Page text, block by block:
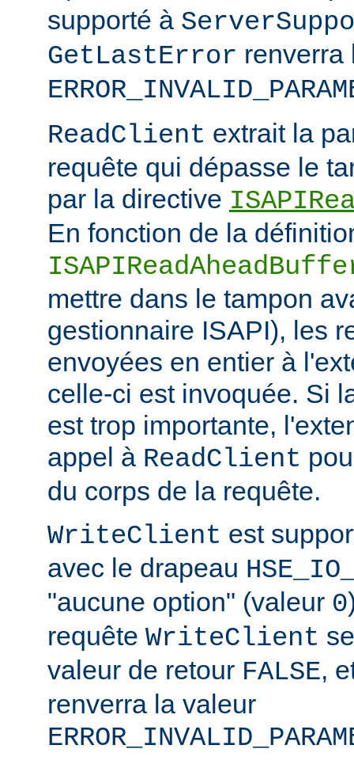
supporté à
GetLastError renverra
ReadClient extrait la
requête qui dépasse le
par la directive
En fonction de la
mettre dans le tampon
gestionnaire ISAPI), les
envoyées en entier à
celle-ci est invoquée. Si
est trop importante,
appel à ReadClient
du corps de la requête.
WriteClient est
avec le drapeau
"aucune option" (valeur 0
requête WriteClient
valeur de retour FALSE,
renverra la valeur